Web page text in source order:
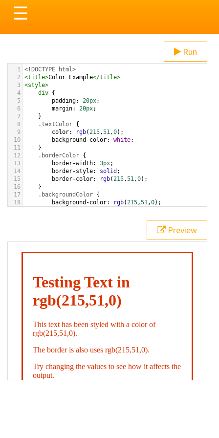
Toggle
navigation
☰
Run
1 <!DOCTYPE html>
2
<title>Color Example</title>
3 <style>
4
div {
5
padding: 20px;
6
margin: 20px;
7
}
8
.textColor {
9
color: rgb(215,51,0);
10
background-color: white;
11
}
12
.borderColor {
13
border-width: 3px;
14
border-style: solid ;
15
border-color: rgb(215,51,0);
16
}
17
.backgroundColor {
18
background-color: rgb(215,51,0);
bottom ,
white, rgb(215,51,0));
div class="textColor borderColor"
< h1>Testing Text in rgb(215,51,0)
Preview